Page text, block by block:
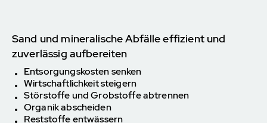
Sand und mineralische Abfälle effizient und
zuverlässig aufbereiten
Entsorgungskosten senken
Wirtschaftlichkeit steigern
Störstoffe und Grobstoffe abtrennen
Organik abscheiden
Reststoffe entwässern